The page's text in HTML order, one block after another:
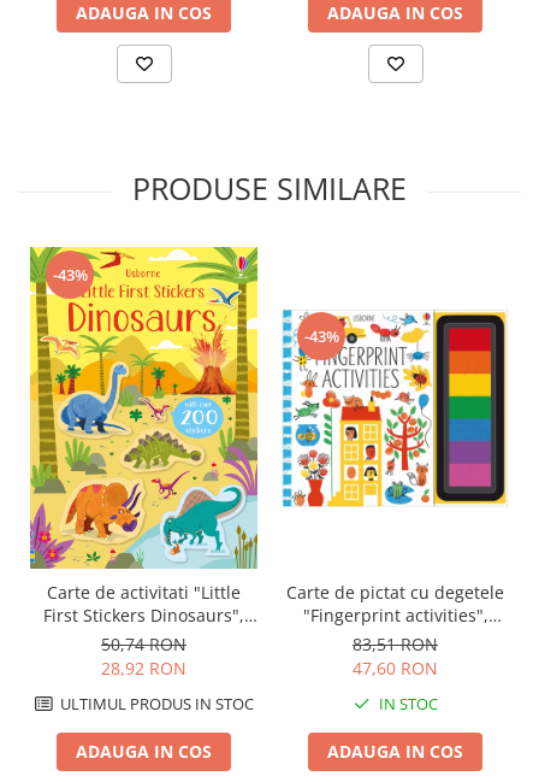
ADAUGA IN COS ADAUGA IN COS
PRODUSE SIMILARE
-43%
Carte de activitati "Little
First Stickers Dinosaurs",
format mic, 200 stickers,
Usborne
50,74 RON
28,92 RON
ULTIMUL PRODUS IN STOC
ADAUGA IN COS
-43%
Carte de pictat cu degetele
"Fingerprint activities",
Usborne
83,51 RON
47,60 RON
IN STOC
ADAUGA IN COS